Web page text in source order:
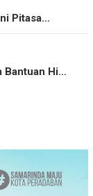
Pitasa…
Bantuan Hi…